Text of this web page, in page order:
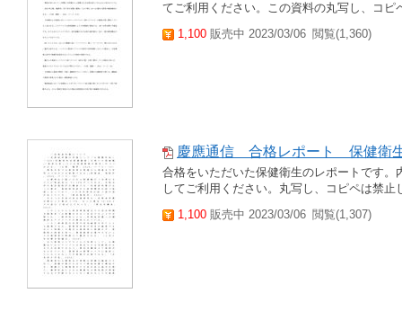
てご利用ください。この資料の丸写し、コピ
1,100 販売中 2023/03/06 閲覧(1,360)
慶應通信 合格レポート 保健衛
合格をいただいた保健衛生のレポートです
してご利用ください。丸写し、コピペは禁止
1,100 販売中 2023/03/06 閲覧(1,307)